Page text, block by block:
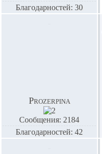
Благодарностей: 30
Prozerpina
Сообщения: 2184
Благодарностей: 42